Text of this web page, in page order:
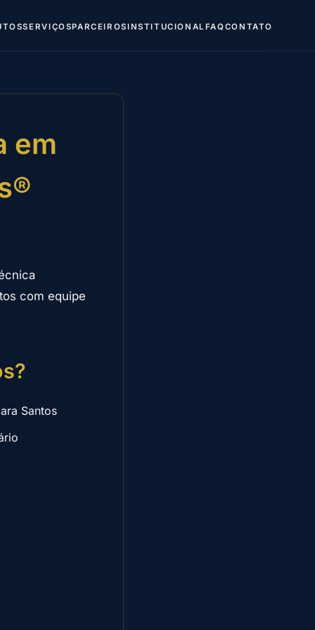
SERVIÇOSPARCEIROS INSTITUCIONAL FAQCONTATO
em
com equipe
Santos